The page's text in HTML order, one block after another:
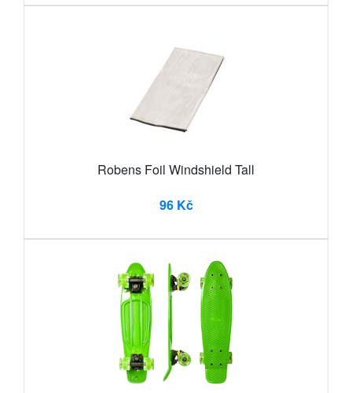
Robens Foil Windshield Tall
96 Kč